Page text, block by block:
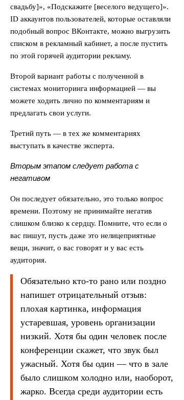
свадьбу]», «Подскажите [веселого ведущего]».
ID аккаунтов пользователей, которые оставляли
подобный вопрос ВКонтакте, можно выгрузить
списком в рекламный кабинет, а после пустить
по этой горячей аудитории рекламу.
Второй вариант работы с полученной в
системах мониторинга информацией — вы
можете ходить лично по комментариям и
предлагать свои услуги.
Третий путь — в тех же комментариях
выступать в качестве эксперта.
Вторым этапом следует работа с
негативом
Он последует обязательно, это только вопрос
времени. Поэтому не принимайте негатив
слишком близко к сердцу. Помните, что если о
вас пишут, пусть даже это нелицеприятные
вещи, значит, о вас говорят и у вас есть
аудитория.
Обязательно кто-то рано или поздно
напишет отрицательный отзыв:
плохая картинка, информация
устаревшая, уровень организации
низкий. Хотя бы один человек после
конференции скажет, что звук был
ужасный. Хотя бы один — что в зале
было слишком холодно или, наоборот,
жарко. Всегда среди аудитории есть